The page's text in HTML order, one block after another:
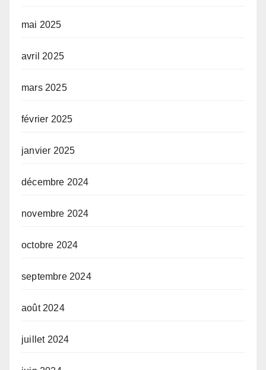
mai 2025
avril 2025
mars 2025
février 2025
janvier 2025
décembre 2024
novembre 2024
octobre 2024
septembre 2024
août 2024
juillet 2024